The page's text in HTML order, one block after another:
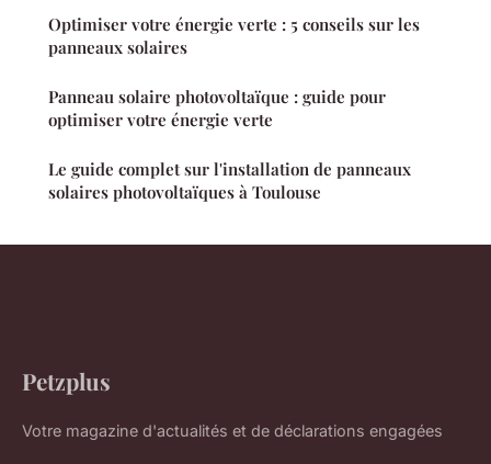
Optimiser votre énergie verte : 5 conseils sur les
panneaux solaires
Panneau solaire photovoltaïque : guide pour
optimiser votre énergie verte
Le guide complet sur l'installation de panneaux
solaires photovoltaïques à Toulouse
Petzplus
Votre magazine d'actualités et de déclarations engagées